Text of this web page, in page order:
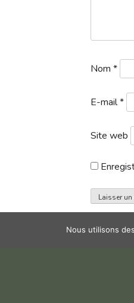
Nom *
E-mail*
Site web
Nous utilisons